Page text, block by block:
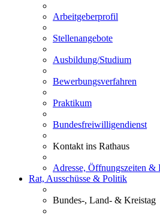
Arbeitgeberprofil
Stellenangebote
Ausbildung/Studium
Bewerbungsverfahren
Praktikum
Bundesfreiwilligendienst
Kontakt ins Rathaus
Adresse, Öffnungszeiten &
Rat, Ausschüsse & Politik
Bundes-, Land- & Kreistag